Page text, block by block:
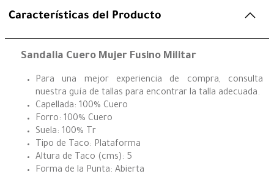
Características del Producto
Sandalia Cuero Mujer Fusino Militar
Para una mejor experiencia de compra, consulta
nuestra guía de tallas para encontrar la talla adecuada.
Capellada: 100% Cuero
Forro: 100% Cuero
Suela: 100% Tr
Tipo de Taco: Plataforma
Altura de Taco (cms): 5
Forma de la Punta: Abierta